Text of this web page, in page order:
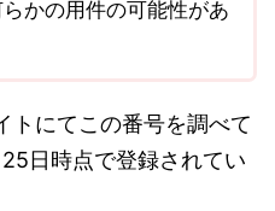
かの用件の可能性があ
トにてこの番号を調べて
日時点で登録されてい